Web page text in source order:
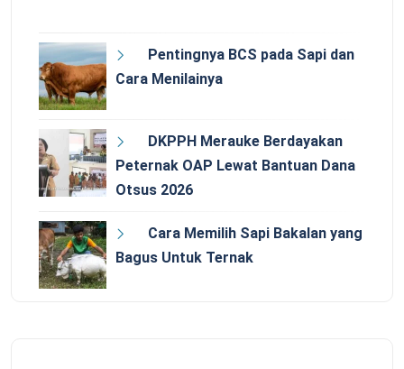
Pentingnya BCS pada Sapi dan
Cara Menilainya
DKPPH Merauke Berdayakan
Peternak OAP Lewat Bantuan Dana
Otsus 2026
Cara Memilih Sapi Bakalan yang
Bagus Untuk Ternak